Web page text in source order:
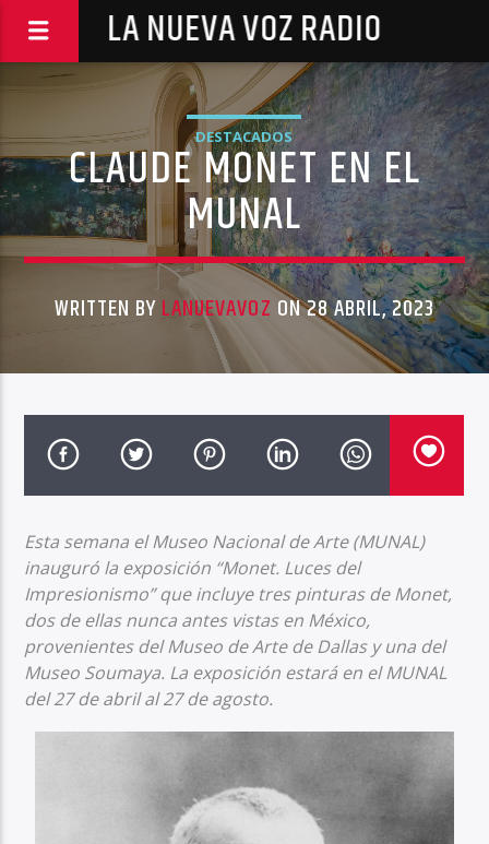
LA NUEVA VOZ RADIO
DESTACADOS
CLAUDE MONET EN EL
MUNAL
WRITTEN BYLANUEVAVOZ ON 28 ABRIL, 2023
Esta semana el Museo Nacional de Arte (MUNAL)
inauguró la exposición “Monet. Luces del
Impresionismo” que incluye tres pinturas de Monet,
dos de ellas nunca antes vistas en México,
provenientes del Museo de Arte de Dallas y una del
Museo Soumaya. La exposición estará en el MUNAL
del 27 de abril al 27 de agosto.